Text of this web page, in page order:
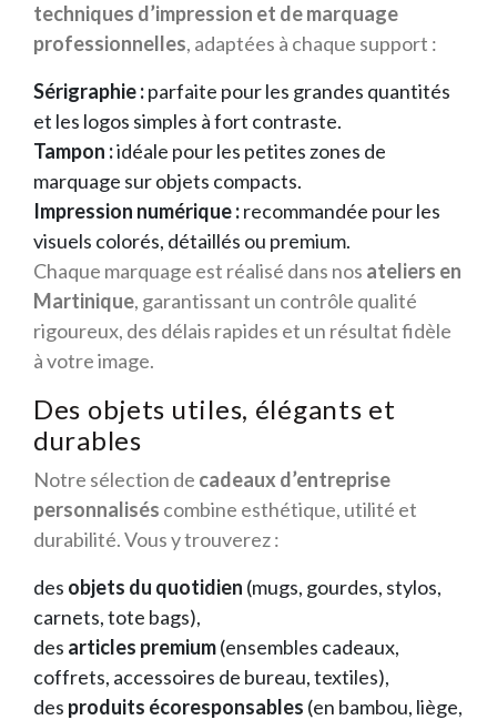
techniques d’impression et de marquage
professionnelles, adaptées à chaque support :
Sérigraphie :parfaite pour les grandes quantités
et les logos simples à fort contraste.
Tampon :idéale pour les petites zones de
marquage sur objets compacts.
Impression numérique :recommandée pour les
visuels colorés, détaillés ou premium.
Chaque marquage est réalisé dans nos ateliers en
Martinique, garantissant un contrôle qualité
rigoureux, des délais rapides et un résultat fidèle
à votre image.
Des objets utiles, élégants et
durables
Notre sélection de cadeaux d’entreprise
personnalisés combine esthétique, utilité et
durabilité. Vous y trouverez :
des objets du quotidien (mugs, gourdes, stylos,
carnets, tote bags),
des articles premium(ensembles cadeaux,
coffrets, accessoires de bureau, textiles),
des produits écoresponsables (en bambou, liège,